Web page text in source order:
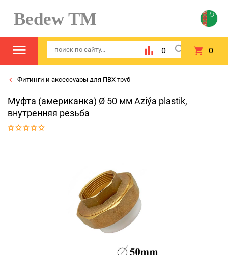
Bedew TM
0 0
Фитинги и аксессуары для ПВХ труб
Муфта (американка) Ø 50 мм Aziýa plastik,
внутренняя резьба